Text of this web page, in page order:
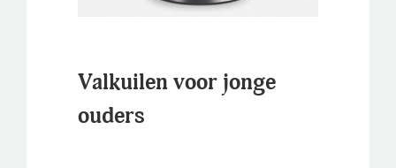
Valkuilen voor jonge
ouders